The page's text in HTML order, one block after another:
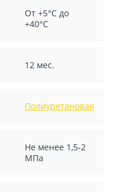
От +5°С до
+40°С
12 мес.
Полиуретановая
Не менее 1,5-2
МПа